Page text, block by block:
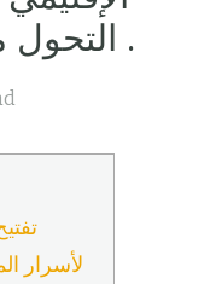
التحول من خلال بياناتٍ حديثة .
لأسرار